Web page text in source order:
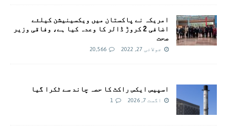
امريکہ نے پاکستان میں ویکسینیشن کیلئے
اضافی 2 کروڑ ڈالر کا وعدہ کیا ہے، وفاقی وزیر
صحت
جولائی 27, 2022 20,566
اسپیس ایکس راکٹ کا حصہ چاند سے ٹکرا گیا
اگست 7, 2026 1